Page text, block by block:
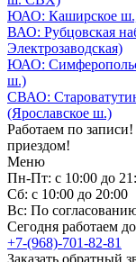
ЮАО: Каширское
ВАО: Рубцовская
Электрозаводская)
ЮАО:
ш.)
СВАО:
(Ярославское ш.)
Работаем по
приездом!
Меню
Пн-Пт: с 10:00 до
Сб: с 10:00 до 20:00
Вс: По
Сегодня работаем
+7-(968)-701-82-81
Заказать обратный